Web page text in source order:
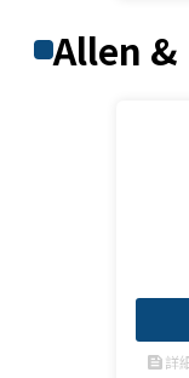
Allen &
feed詳